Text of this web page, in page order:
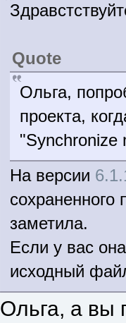
Quote
Ольга,
проекта,
"Synchronize
На версии
сохраненного
заметила.
Если у вас
исходный
Ольга, а вы